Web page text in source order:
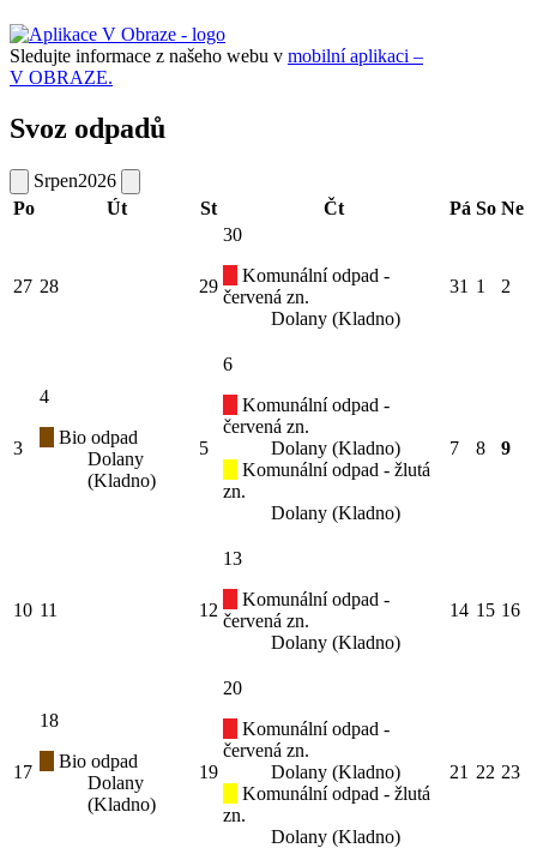
Sledujte informace z našeho webu v mobilní aplikaci –
V OBRAZE.
Svoz odpadů
Srpen2026
Po
Út St Čt Pá So Ne
27 28 29
30
Komunální odpad -
červená zn.
Dolany (Kladno)
31 1 2
3
4
Bio odpad
Dolany
(Kladno)
5
6
Komunální odpad -
červená zn.
Dolany (Kladno)
Komunální odpad - žlutá
zn.
Dolany (Kladno)
7 8 9
10 11 12
13
Komunální odpad -
červená zn.
Dolany (Kladno)
14 15 16
17
18
Bio odpad
Dolany
(Kladno)
19
20
Komunální odpad -
červená zn.
Dolany (Kladno)
Komunální odpad - žlutá
zn.
Dolany (Kladno)
21 22 23